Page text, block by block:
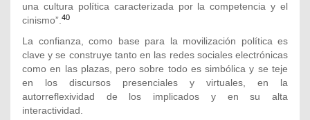
una cultura política caracterizada por la competencia y el
cinismo”. 40
La confianza, como base para la movilización política es
clave y se construye tanto en las redes sociales electrónicas
como en las plazas, pero sobre todo es simbólica y se teje
en los discursos presenciales y virtuales, en la
autorreflexividad de los implicados y en su alta
interactividad.